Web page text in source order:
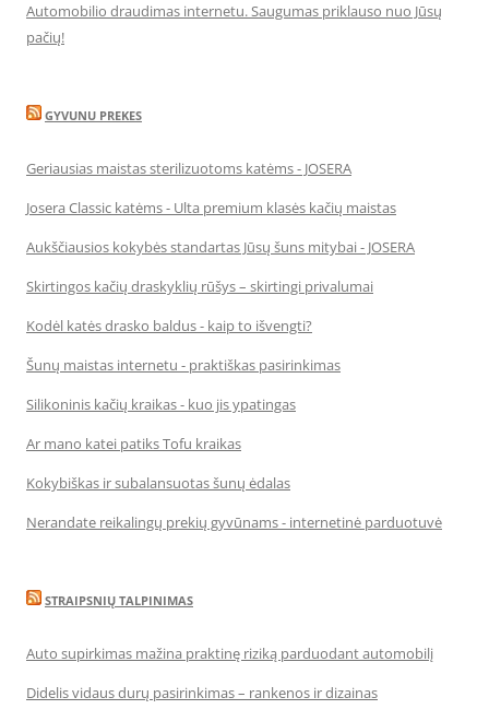
Automobilio draudimas internetu. Saugumas priklauso nuo Jūsų
pačių!
GYVUNU PREKES
Geriausias maistas sterilizuotoms katėms - JOSERA
Josera Classic katėms - Ulta premium klasės kačių maistas
Aukščiausios kokybės standartas Jūsų šuns mitybai - JOSERA
Skirtingos kačių draskyklių rūšys – skirtingi privalumai
Kodėl katės drasko baldus - kaip to išvengti?
Šunų maistas internetu - praktiškas pasirinkimas
Silikoninis kačių kraikas - kuo jis ypatingas
Ar mano katei patiks Tofu kraikas
Kokybiškas ir subalansuotas šunų ėdalas
Nerandate reikalingų prekių gyvūnams - internetinė parduotuvė
STRAIPSNIŲ TALPINIMAS
Auto supirkimas mažina praktinę riziką parduodant automobilį
Didelis vidaus durų pasirinkimas – rankenos ir dizainas